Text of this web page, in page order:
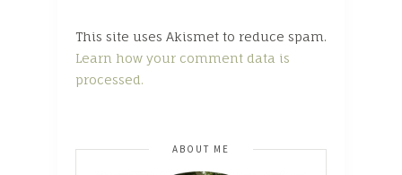
This site uses Akismet to reduce spam.
Learn how your comment data is
processed.
ABOUT ME